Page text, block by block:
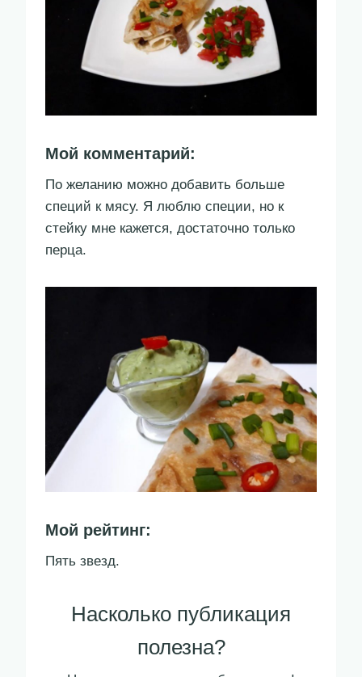
Мой комментарий:
По желанию можно добавить больше
специй к мясу. Я люблю специи, но к
стейку мне кажется, достаточно только
перца.
Мой рейтинг:
Пять звезд.
Насколько публикация
полезна?